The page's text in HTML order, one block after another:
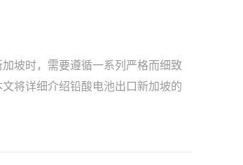
坡时，需要遵循一系列严格而细致
将详细介绍铅酸电池出口新加坡的